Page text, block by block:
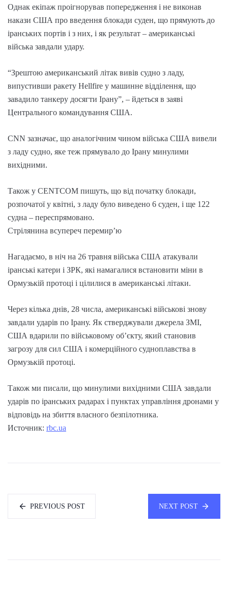
Однак екіпаж проігнорував попередження і не виконав
накази США про введення блокади суден, що прямують до
іранських портів і з них, і як результат – американські
війська завдали удару.
“Зрештою американський літак вивів судно з ладу,
випустивши ракету Hellfire у машинне відділення, що
завадило танкеру досягти Ірану”, – йдеться в заяві
Центрального командування США.
CNN зазначає, що аналогічним чином війська США вивели
з ладу судно, яке теж прямувало до Ірану минулими
вихідними.
Також у CENTCOM пишуть, що від початку блокади,
розпочатої у квітні, з ладу було виведено 6 суден, і ще 122
судна – переспрямовано.
Стрілянина всупереч перемир’ю
Нагадаємо, в ніч на 26 травня війська США атакували
іранські катери і ЗРК, які намагалися встановити міни в
Ормузькій протоці і цілилися в американські літаки.
Через кілька днів, 28 числа, американські військові знову
завдали ударів по Ірану. Як стверджували джерела ЗМІ,
США вдарили по військовому об’єкту, який становив
загрозу для сил США і комерційного судноплавства в
Ормузькій протоці.
Також ми писали, що минулими вихідними США завдали
ударів по іранських радарах і пунктах управління дронами у
відповідь на збиття власного безпілотника.
Источник: rbc.ua
PREVIOUS POST NEXT POST